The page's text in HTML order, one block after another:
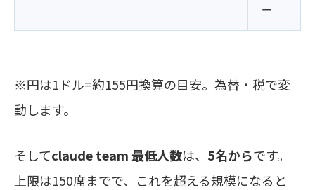
ー
※円は1ドル=約155円換算の目安。為替・税で変
動します。
そしてclaude team 最低人数は、 5名からです。
上限は150席までで、これを超える規模になると